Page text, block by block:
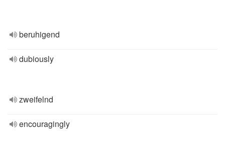
beruhigend
dubiously
zweifelnd
encouragingly